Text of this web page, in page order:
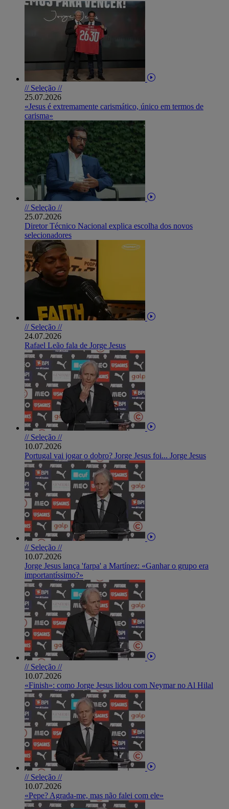
// Seleção //
25.07.2026
«Jesus é extremamente carismático, único em termos de
carisma»
// Seleção //
25.07.2026
Diretor Técnico Nacional explica escolha dos novos
selecionadores
// Seleção //
24.07.2026
Rafael Leão fala de Jorge Jesus
// Seleção //
10.07.2026
Portugal vai jogar o dobro? Jorge Jesus foi... Jorge Jesus
// Seleção //
10.07.2026
Jorge Jesus lança 'farpa' a Martínez: «Ganhar o grupo era
importantíssimo?»
// Seleção //
10.07.2026
«Finish»: como Jorge Jesus lidou com Neymar no Al Hilal
// Seleção //
10.07.2026
«Pepe? Agrada-me, mas não falei com ele»